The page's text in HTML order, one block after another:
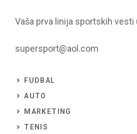
Vaša prva linija sportskih vesti
supersport@aol.com
FUDBAL
AUTO
MARKETING
TENIS